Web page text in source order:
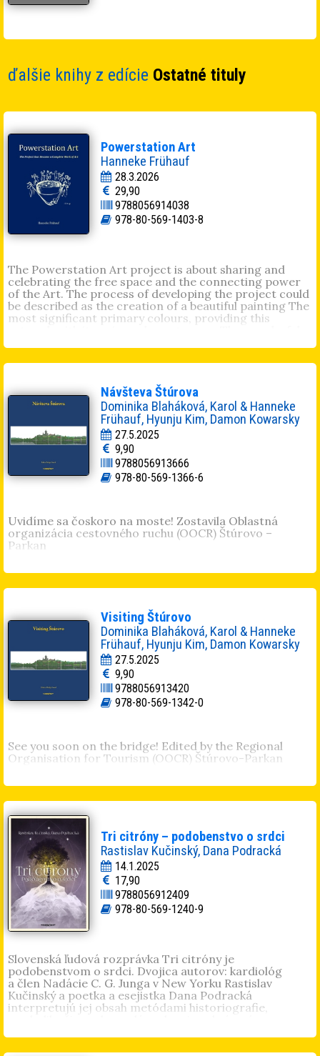
ďalšie knihy z edície Ostatné tituly
Powerstation Art
Hanneke Frühauf
28.3.2026
29,90
9788056914038
978-80-569-1403-8
The Powerstation Art project is about sharing and
celebrating the free space and the connecting power
of the Art. The process of developing the project could
be described as the creation of a beautiful painting The
most significant primary colours, providing this
assertiveness
Návšteva Štúrova
Dominika Blaháková, Karol & Hanneke
Frühauf, Hyunju Kim, Damon Kowarsky
27.5.2025
9,90
9788056913666
978-80-569-1366-6
Uvidíme sa čoskoro na moste! Zostavila Oblastná
organizácia cestovného ruchu (OOCR) Štúrovo –
Parkan
Visiting Štúrovo
Dominika Blaháková, Karol & Hanneke
Frühauf, Hyunju Kim, Damon Kowarsky
27.5.2025
9,90
9788056913420
978-80-569-1342-0
See you soon on the bridge! Edited by the Regional
Organisation for Tourism (OOCR) Štúrovo-Parkan
Tri citróny – podobenstvo o srdci
Rastislav Kučinský, Dana Podracká
14.1.2025
17,90
9788056912409
978-80-569-1240-9
Slovenská ľudová rozprávka Tri citróny je
podobenstvom o srdci. Dvojica autorov: kardiológ
a člen Nadácie C. G. Junga v New Yorku Rastislav
Kučinský a poetka a esejistka Dana Podracká
interpretujú jej obsah metódami historiografie,